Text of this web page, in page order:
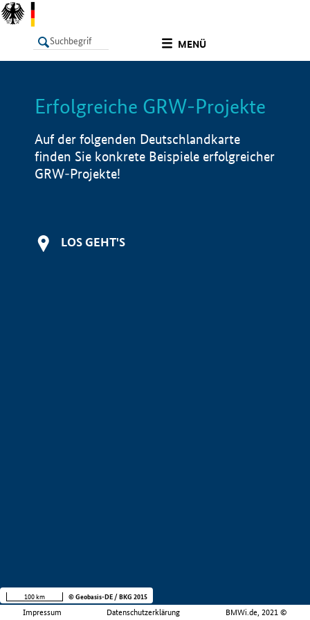
MENÜ
LISTE Info
Erfolgreiche GRW-Projekte
Auf der folgenden Deutschlandkarte
finden Sie konkrete Beispiele erfolgreicher
GRW-Projekte!
LOS GEHT'S
Impressum Datenschutzerklärung BMWi.de, 2021 ©
100 km © Geobasis-DE / BKG 2015